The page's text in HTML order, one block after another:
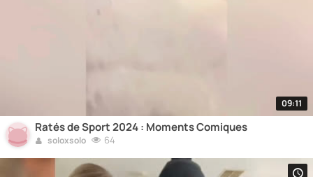
09:11
Ratés de Sport 2024 : Moments Comiques
soloxsolo 64